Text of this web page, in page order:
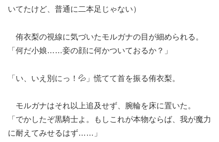
いてたけど、普通に二本足じゃない）
侑衣梨の視線に気づいたモルガナの目が細められる。
「何だ小娘……妾の顔に何かついておるか？」
「い、いえ別にっ！💦」慌てて首を振る侑衣梨。
モルガナはそれ以上追及せず、腕輪を床に置いた。
「でかしたぞ黒騎士よ。もしこれが本物ならば、我が魔力
に耐えてみせるはず……」